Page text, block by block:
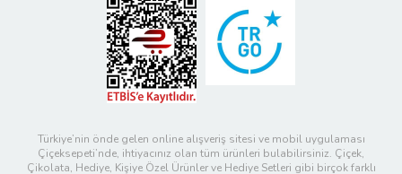
Türkiye’nin önde gelen online alışveriş sitesi ve mobil uygulaması
Çiçeksepeti’nde, ihtiyacınız olan tüm ürünleri bulabilirsiniz. Çiçek,
Çikolata, Hediye, Kişiye Özel Ürünler ve Hediye Setleri gibi birçok farklı